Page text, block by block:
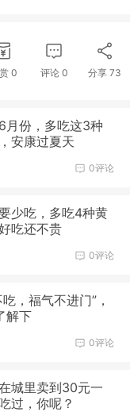
0 评论 0 分享 73
月份，多吃这3种
安康过夏天
0评论
少吃，多吃4种黄
吃还不贵
0评论
，福气不进门”，
解下
0评论
城里卖到30元一
过，你呢？